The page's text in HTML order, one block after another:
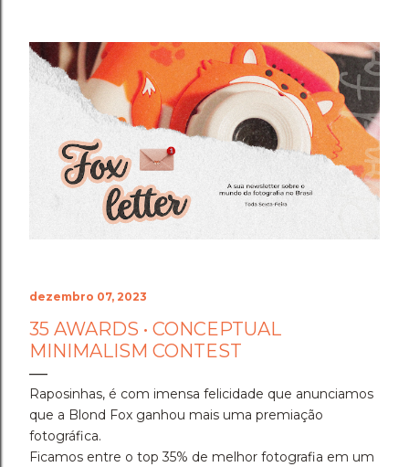
importante foi um exercício de resiliência e entrega.
Aprendi que quando a gente se compromete de
verdade com um objetivo, a nossa mente descobre
uma capacidade de sustentação que a gente nem
sabia que tinha. Foi exaustivo, mas foi a prova concreta
da minha própria força. 🦊 A Viagem para Holambra: O
Cenário do Desafio ​Trocar de ar e ir fazer a prova em
Holambra transformou o peso do compromisso em
uma experiência memorável. A cidade das flores, com
sua arquitetura, suas estufas e suas estra...
dezembro 07, 2023
35 AWARDS • CONCEPTUAL
MINIMALISM CONTEST
Raposinhas, é com imensa felicidade que anunciamos
que a Blond Fox ganhou mais uma premiação
fotográfica.
Ficamos entre o top 35% de melhor fotografia em um